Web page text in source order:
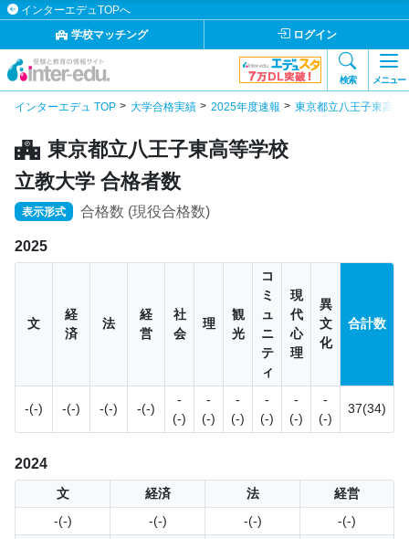
インターエデュTOPへ
学校マッチング
ログイン
検索 メニュー
インターエデュ TOP 大学合格実績 2025年度速報 東京都立八王子東高等
東京都立八王子東高等学校
立教大学 合格者数
表示形式 合格数 (現役合格数)
2025
文
経
済
法
経
営
社
会
理
観
光
コ
ミ
ュ
ニ
テ
ィ
現
代
心
理
異
文
化
合計数
-(-) -(-) -(-) -(-)
-
(-)
-
(-)
-
(-)
-
(-)
-
(-)
-
(-)
37(34)
2024
文 経済 法
経営
-(-)
-(-) -(-)
-(-)